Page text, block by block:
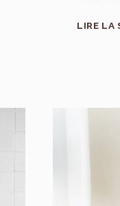
LIRE LA